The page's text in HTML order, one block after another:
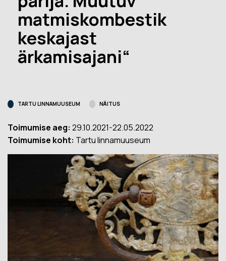
matmiskombestik
keskajast
ärkamisajani“
TARTU LINNAMUUSEUM NÄITUS
Toimumise aeg: 29.10.2021-22.05.2022
Toimumise koht: Tartu linnamuuseum